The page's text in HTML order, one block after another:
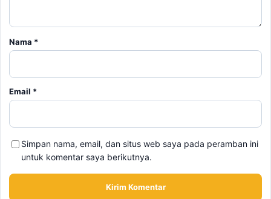
Nama *
Email *
Simpan nama, email, dan situs web saya pada peramban ini
untuk komentar saya berikutnya.